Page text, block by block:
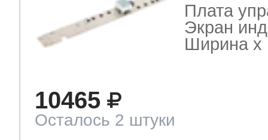
Плата
Экран
Ширина х
10465
Осталось 2 штуки